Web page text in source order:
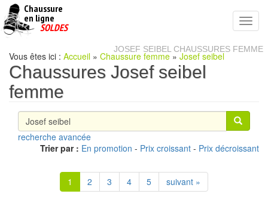
Chaussure
en ligne
pas
SOLDES
JOSEF SEIBEL CHAUSSURES FEMME
Vous êtes ici : Accueil » Chaussure femme » Josef seibel
Chaussures Josef seibel
femme
recherche avancée
Trier par : En promotion - Prix croissant - Prix décroissant
1 2 3 4 5 suivant »